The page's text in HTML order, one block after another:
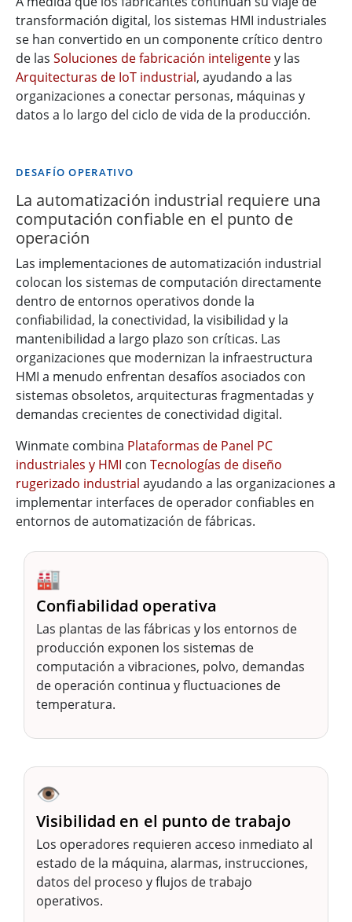
transformación digital, los sistemas HMI industriales
se han convertido en un componente crítico dentro
de las Soluciones de fabricación inteligentey las
Arquitecturas de IoT industrial, ayudando a las
organizaciones a conectar personas, máquinas y
datos a lo largo del ciclo de vida de la producción.
DESAFÍO OPERATIVO
La automatización industrial requiere una
computación confiable en el punto de
operación
Las implementaciones de automatización industrial
colocan los sistemas de computación directamente
dentro de entornos operativos donde la
confiabilidad, la conectividad, la visibilidad y la
mantenibilidad a largo plazo son críticas. Las
organizaciones que modernizan la infraestructura
HMI a menudo enfrentan desafíos asociados con
sistemas obsoletos, arquitecturas fragmentadas y
demandas crecientes de conectividad digital.
Winmate combina Plataformas de Panel PC
industriales y HMI con Tecnologías de diseño
rugerizado industrial ayudando a las organizaciones a
implementar interfaces de operador confiables en
entornos de automatización de fábricas.
🏭
Confiabilidad operativa
Las plantas de las fábricas y los entornos de
producción exponen los sistemas de
computación a vibraciones, polvo, demandas
de operación continua y fluctuaciones de
temperatura.
👁️
Visibilidad en el punto de trabajo
Los operadores requieren acceso inmediato al
estado de la máquina, alarmas, instrucciones,
datos del proceso y flujos de trabajo
operativos.